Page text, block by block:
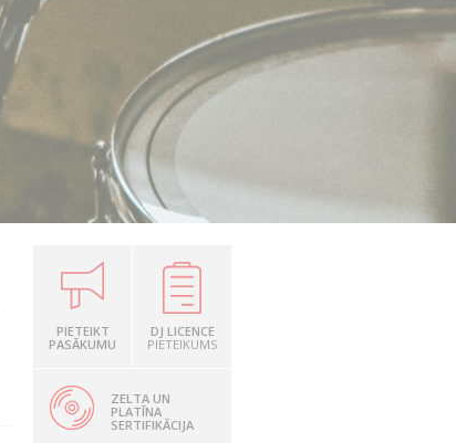
PIETEIKT
PASĀKUMU
DJ LICENCE
PIETEIKUMS
ZELTA UN
PLATĪNA
SERTIFIKĀCIJA